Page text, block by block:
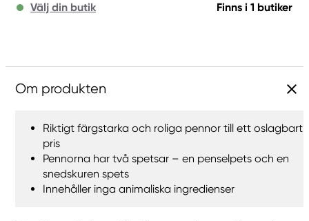
Välj din butik Finns i 1 butiker
Om produkten
Riktigt färgstarka och roliga pennor till ett oslagbart
pris
Pennorna har två spetsar – en penselpets och en
snedskuren spets
Innehåller inga animaliska ingredienser